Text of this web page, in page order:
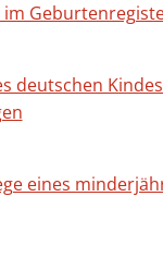
deutschen
eines